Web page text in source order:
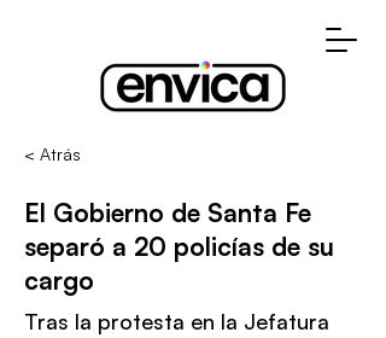
< Atrás
El Gobierno de Santa Fe
separó a 20 policías de su
cargo
Tras la protesta en la Jefatura